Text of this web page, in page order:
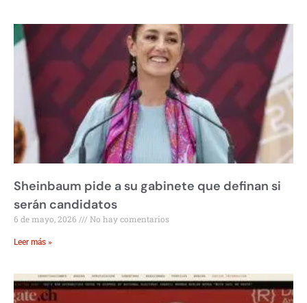
Sheinbaum pide a su gabinete que definan si
serán candidatos
6 de mayo, 2026 No hay comentarios
Leer más »